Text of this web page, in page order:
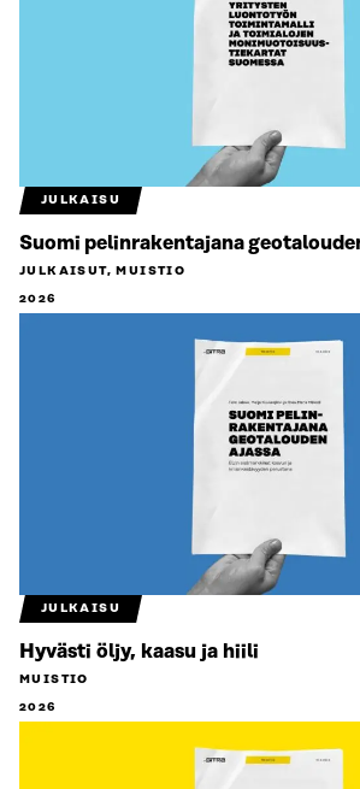
JULKAISU
Suomi pelinrakentajana
JULKAISUT, MUISTIO
2026
JULKAISU
Hyvästi öljy, kaasu ja hiili
MUISTIO
2026